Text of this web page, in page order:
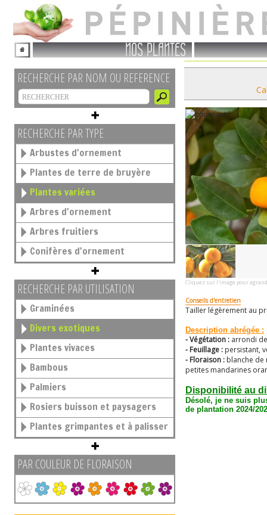
NOS PLANTES
RECHERCHE PAR NOM OU REFERENCE
RECHERCHE PAR TYPE
Arbustes d'ornement
Plantes de terre de bruyère
Plantes variées
Arbres d'ornement
Arbres fruitiers
Conifères d'ornement
RECHERCHE PAR UTILISATION
Graminées
Divers exotiques
Plantes vivaces
Bambous
Palmiers
Rosiers buisson et paysagers
Plantes grimpantes et à palisser
PAR COULEUR DE FLORAISON
Cliquez sur l'image pour
Conseils d'entretien
Tailler légèrement au
Description abrégée :
- Végétation : arrondi
- Feuillage : persistant,
- Floraison : blanche
petites mandarines
Disponibilité au
Désolé, je ne suis
de plantation 2024/